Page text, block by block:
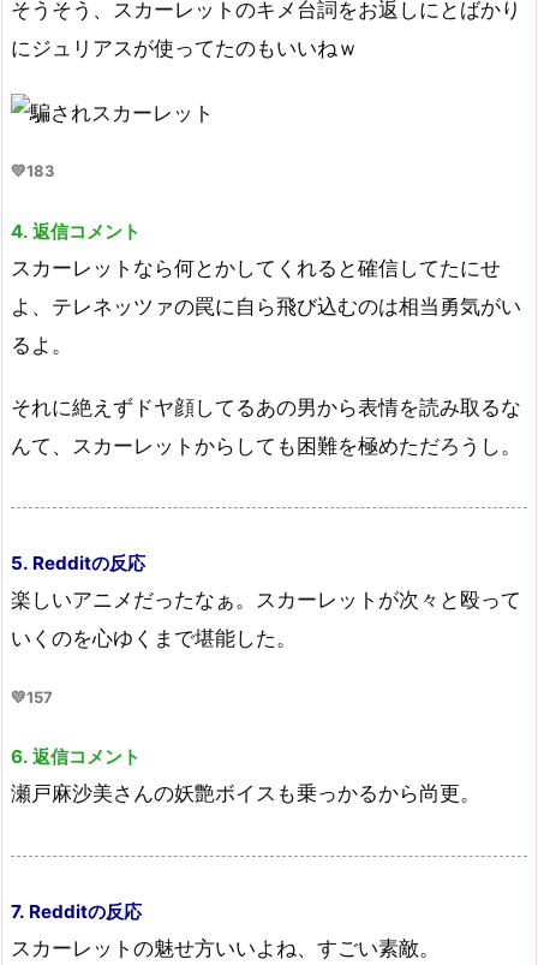
そうそう、スカーレットのキメ台詞をお返しにとばかり
にジュリアスが使ってたのもいいねｗ
💛183
4. 返信コメント
スカーレットなら何とかしてくれると確信してたにせ
よ、テレネッツァの罠に自ら飛び込むのは相当勇気がい
るよ。
それに絶えずドヤ顔してるあの男から表情を読み取るな
んて、スカーレットからしても困難を極めただろうし。
5. Redditの反応
楽しいアニメだったなぁ。スカーレットが次々と殴って
いくのを心ゆくまで堪能した。
💛157
6. 返信コメント
瀬戸麻沙美さんの妖艶ボイスも乗っかるから尚更。
7. Redditの反応
スカーレットの魅せ方いいよね、すごい素敵。